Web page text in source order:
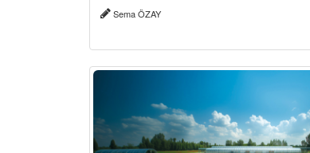
Sema ÖZAY